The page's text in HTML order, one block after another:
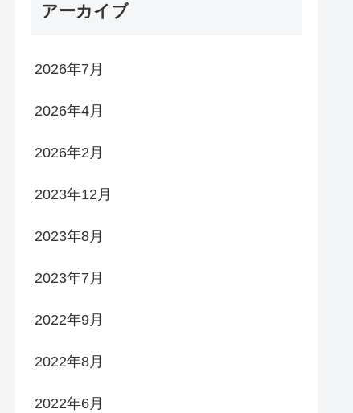
アーカイブ
2026年7月
2026年4月
2026年2月
2023年12月
2023年8月
2023年7月
2022年9月
2022年8月
2022年6月